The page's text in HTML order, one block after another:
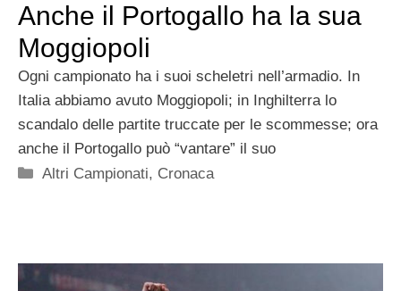
Anche il Portogallo ha la sua
Moggiopoli
Ogni campionato ha i suoi scheletri nell’armadio. In
Italia abbiamo avuto Moggiopoli; in Inghilterra lo
scandalo delle partite truccate per le scommesse; ora
anche il Portogallo può “vantare” il suo
Categorie
Altri Campionati, Cronaca